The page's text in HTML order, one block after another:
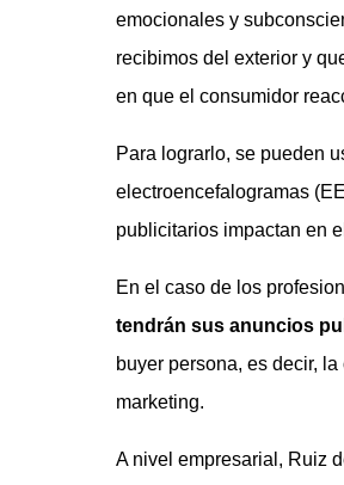
emocionales y
recibimos del exterior y
en que el consumidor
Para lograrlo, se pueden
electroencefalogramas
publicitarios impactan en
En el caso de los
tendrán sus anuncios
buyer persona, es decir,
marketing.
A nivel empresarial, Ruiz